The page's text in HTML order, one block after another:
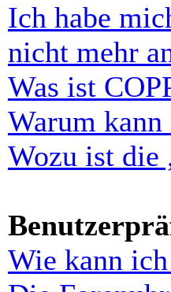
Ich habe
nicht mehr
Was ist
Warum
Wozu ist die
Wie kann